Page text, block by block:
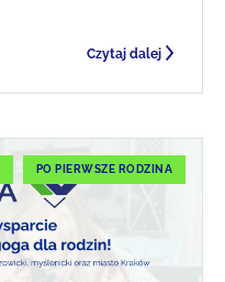
Czytaj dalej
PO PIERWSZE RODZINA